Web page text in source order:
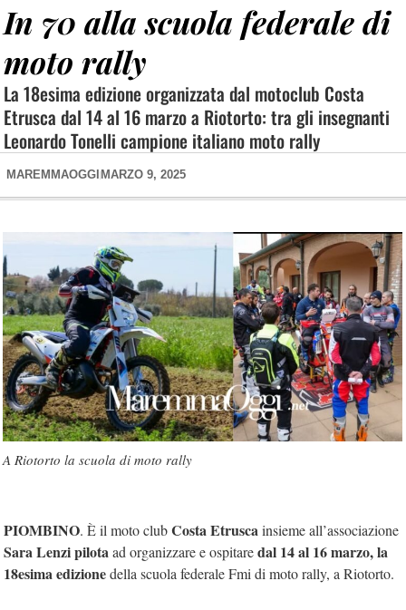
In 70 alla scuola federale di
moto rally
La 18esima edizione organizzata dal motoclub Costa
Etrusca dal 14 al 16 marzo a Riotorto: tra gli insegnanti
Leonardo Tonelli campione italiano moto rally
MAREMMAOGGI MARZO 9, 2025
A Riotorto la scuola di moto rally
PIOMBINO. È il moto clubCosta Etruscainsieme all’associazione
Sara Lenzi pilotaad organizzare e ospitaredal 14 al 16 marzo, la
18esima edizionedella scuola federale Fmi di moto rally, a Riotorto.